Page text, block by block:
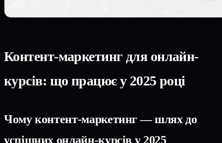
Контент-маркетинг для онлайн-
курсів: що працює у 2025 році
Чому контент-маркетинг — шлях до
успішних онлайн-курсів у 2025